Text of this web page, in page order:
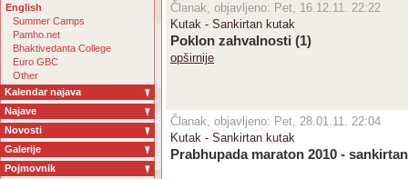
English
Summer Camps
Pamho.net
Bhaktivedanta College
Euro GBC
Other
Kalendar najava
Najave
Novosti
Galerije
Pojmovnik
Članak, objavljeno: Pet, 16.12.11. 22:22
Kutak - Sankirtan kutak
Poklon zahvalnosti (1)
opširnije
Članak, objavljeno: Pet, 28.01.11. 22:04
Kutak - Sankirtan kutak
Prabhupada maraton 2010 -